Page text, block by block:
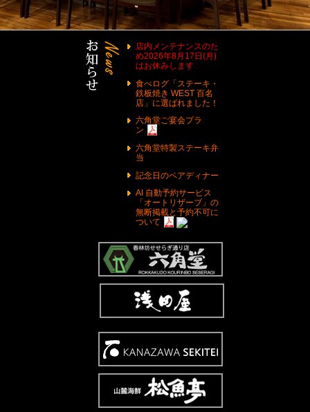
店内メンテナンスのた
め2026年8月17日(月)
はお休みします
食べログ「ステーキ・
鉄板焼き WEST 百名
店」に選ばれました！
六角堂ご宴会プラ
ン
六角堂特製ステーキ弁
当
記念日のペアディナー
AI 自動予約サービス
「オートリザーブ」の
無断掲載と予約不可に
ついて